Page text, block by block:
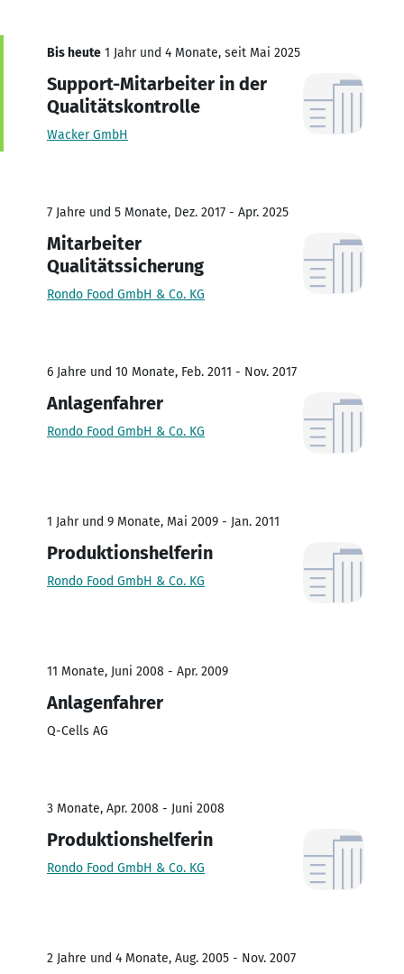
Bis heute 1 Jahr und 4 Monate, seit Mai 2025
Support-Mitarbeiter in der
Qualitätskontrolle
Wacker GmbH
7 Jahre und 5 Monate, Dez. 2017 - Apr. 2025
Mitarbeiter
Qualitätssicherung
Rondo Food GmbH & Co. KG
6 Jahre und 10 Monate, Feb. 2011 - Nov. 2017
Anlagenfahrer
Rondo Food GmbH & Co. KG
1 Jahr und 9 Monate, Mai 2009 - Jan. 2011
Produktionshelferin
Rondo Food GmbH & Co. KG
11 Monate, Juni 2008 - Apr. 2009
Anlagenfahrer
Q-Cells AG
3 Monate, Apr. 2008 - Juni 2008
Produktionshelferin
Rondo Food GmbH & Co. KG
2 Jahre und 4 Monate, Aug. 2005 - Nov. 2007